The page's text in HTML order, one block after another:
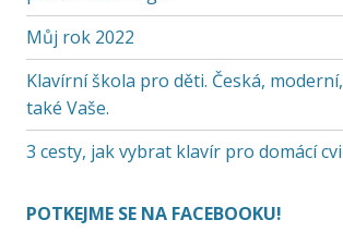
Můj rok 2022
Klavírní škola pro děti. Česká,
také Vaše.
3 cesty, jak vybrat klavír pro domácí
POTKEJME SE NA FACEBOOKU!